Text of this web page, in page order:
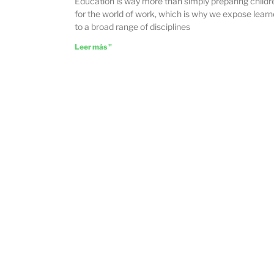
for the world of work, which is why we expose
to a broad range of disciplines
Leer más "